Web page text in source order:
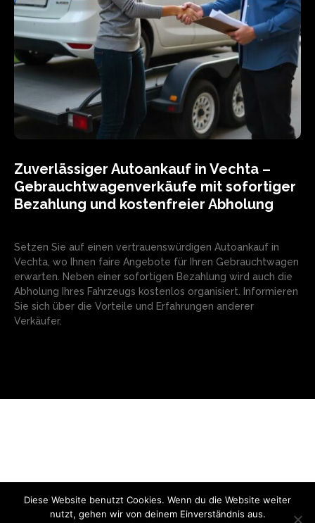
Zuverlässiger Autoankauf in Vechta –
Gebrauchtwagenverkäufe mit sofortiger
Bezahlung und kostenfreier Abholung
Setzen Sie auf einen vertrauenswürdigen Autoankauf in
Vechta, wo Ihnen faire Angebote für Ihren Gebrauchtwagen
erwarten. Neben einer sofortigen Bezahlung wird auch die
Abholung Ihres Fahrzeugs kostenlos organisiert. Informieren
Sie sich über die Vorteile und Erfahrungen anderer
Verkäufer.
© Copyright - 2024 AutoMarktNews.de
Diese Website benutzt Cookies. Wenn du die Website weiter
nutzt, gehen wir von deinem Einverständnis aus.